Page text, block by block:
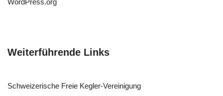
WordPress.org
Weiterführende Links
Schweizerische Freie Kegler-Vereinigung